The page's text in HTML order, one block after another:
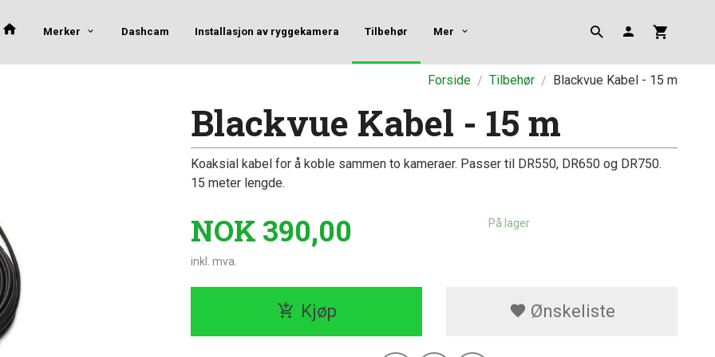
Merker Dashcam Installasjon av ryggekamera Tilbehør Mer
Forside Tilbehør Blackvue Kabel - 15 m
Blackvue Kabel - 15 m
Koaksial kabel for å koble sammen to kameraer. Passer til DR550, DR650 og DR750.
15 meter lengde.
Pris
NOK 390,00
inkl. mva.
På lager
Kjøp Ønskeliste